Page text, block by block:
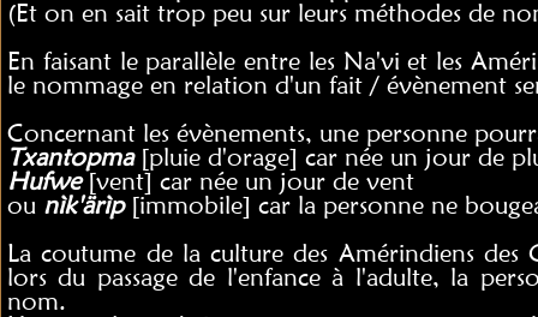
(Et on en sait trop peu sur leurs méthodes de
En faisant le parallèle entre les Na'vi et les
le nommage en relation d'un fait / évènement
Concernant les évènements, une personne
Txantopma[pluie d'orage] car née un jour de
Hufwe[vent] car née un jour de vent
ou nìk'ärìp[immobile] car la personne ne
La coutume de la culture des Amérindiens des
lors du passage de l'enfance à l'adulte, la
nom.